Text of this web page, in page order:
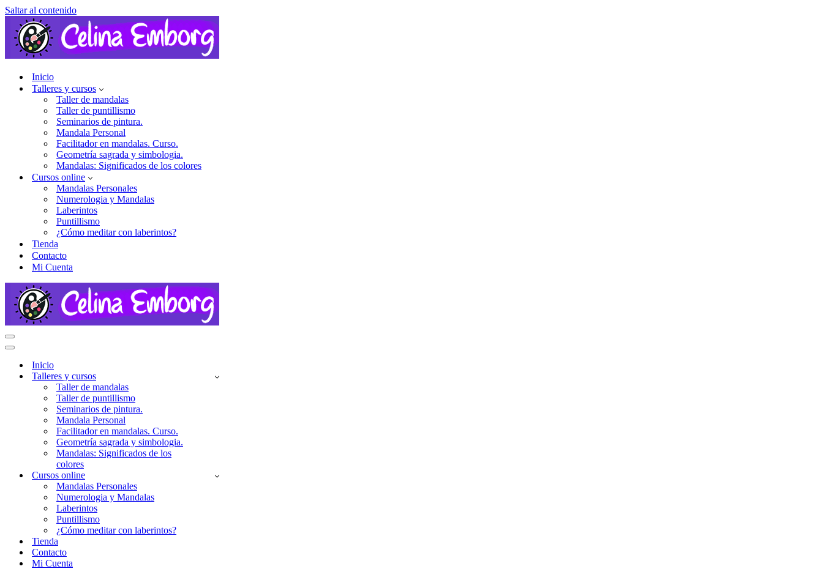
Saltar al contenido
Inicio
Talleres y cursos
Taller de mandalas
Taller de puntillismo
Seminarios de pintura.
Mandala Personal
Facilitador en mandalas. Curso.
Geometría sagrada y simbologia.
Mandalas: Significados de los colores
Cursos online
Mandalas Personales
Numerologia y Mandalas
Laberintos
Puntillismo
¿Cómo meditar con laberintos?
Tienda
Contacto
Mi Cuenta
Menú
de
Menú
navegación
Inicio
Talleres y cursos
Taller de mandalas
Taller de puntillismo
Seminarios de pintura.
Mandala Personal
Facilitador en mandalas. Curso.
Geometría sagrada y simbologia.
Mandalas: Significados de los
colores
Cursos online
Mandalas Personales
Numerologia y Mandalas
Laberintos
Puntillismo
¿Cómo meditar con laberintos?
Tienda
Contacto
Mi Cuenta